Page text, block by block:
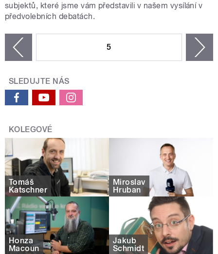
subjektů, které jsme vám představili v našem vysílání v
předvolebních debatách.
5
SLEDUJTE NÁS
KOLEGOVÉ
Tomáš
Katschner
Miroslav
Hruban
Honza
Macoun
Jakub
Schmidt